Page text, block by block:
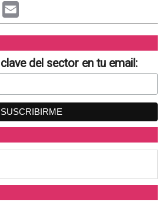
Email
del sector en tu email: